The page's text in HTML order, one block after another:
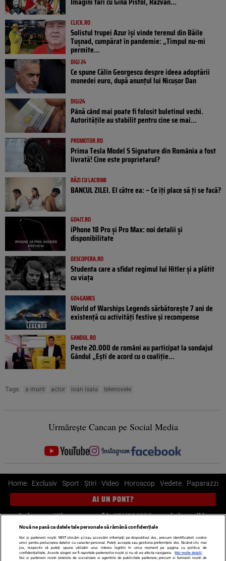
CLICK.RO
Solistul trupei Azur își vinde terenul din Băile
Tușnad, cumpărat în pandemie: „Timpul nu-mi
permite...
DIGI 24
Ce spune Călin Georgescu despre ideea adoptării
monedei euro, după anunțul lui Nicușor Dan
DIGI24
Până când mai poate fi folosit buletinul vechi.
Autoritățile au stabilit pentru cine se mai...
PROMOTOR.RO
Prima Tesla Model S Signature din România a fost
livrată! Cine este proprietarul?
RÂZI CU LACRIMI
BANCUL ZILEI. El către ea: – Ce îți place să ți se facă?
GO4IT.RO
iPhone 18 Pro și Pro Max: noi detalii și
disponibilitate
DESCOPERA.RO
Studenta care a sfidat regimul lui Hitler și a plătit
cu viața
GO4GAMES
World of Warships Legends sărbătorește 7 ani de
existență cu activități festive și recompense
GANDUL.RO
Peste 20.000 de români au participat la sondajul
Gândul „Ești de acord cu o coaliție...
Tags: a murit actor ioan isaiu telenovele
Urmărește Cancan pe Social Media
Home Exclusiv Sport Știri Video Horoscop Vedete Paparazzi
AI UN PONT?
Scrie-ne pe Whatsapp, sună la 0741226226 sau trimite mail la
pont@cancan.ro
Știri interne Știri externe Politică
Nouă ne pasă ca datele tale personale să rămână confidențiale
Noi și partenerii noștri 1017stocăm și/sau accesăm informații pe dispozitivul dvs., precum identificatorii cookie
unici pentru prelucrarea datelor cu caracter personal. Puteți accepta sau gestiona preferințele dvs. făcând clic mai
jos, respectiv vă puteți opune utilizării unui interes legitim în orice moment pe pagina cu politica de
confidențialitate. Aceste alegeri vor fi raportate partenerilor noștri și nu vă vor afecta navigarea.
Mai multe detalii
Noi si partenerii nostri (retelele de socializare si agentiile de publicitate partenere, precum si furnizorii nostri de